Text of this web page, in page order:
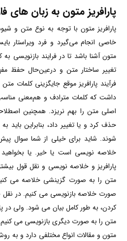
پارافریز متون به زبان های
پارافریز متون با توجه به نوع متن و
خاصی انجام می‌گیرد و فرد ویراستار
متون آشنا باشد تا در فرایند بازنویسی به
تغییر ساختار متن و درعین‌حال حفظ
فرآیند پارافریز موقع جایگزینی کلمات
داشت که کلمات مترادف و هم‌معنی
اصلی متن را بهم نریزد. همچنین
حذف کرد و یا تغییر داد، بنابراین باید
شوند. شاید برای خیلی از شما سوال
خلاصه نویسی است یا خیر. یا
پارافریز و خلاصه نویسی و نقل قول
متن را به صورت گزینشی خلاصه می
صورت خلاصه بازنویسی می کنیم. در نقل
کردن، به طور کامل بیان می شود. ولی در
متن را به صورت دیگری بازنویسی می کنیم.
متون و مقالات انواع مختلفی دارد و